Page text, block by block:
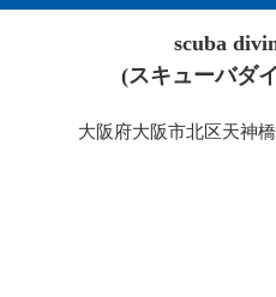
scuba
(スキューバダ
大阪府大阪市北区天神